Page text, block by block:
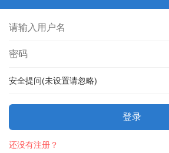
安全提问(未设置请忽略)
登录
还没有注册？